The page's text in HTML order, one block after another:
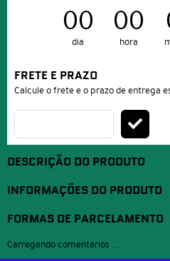
00
dia
00
hora
FRETE E PRAZO
Calcule o frete e o prazo de entrega
DESCRIÇÃO DO PRODUTO
INFORMAÇÕES DO PRODUTO
FORMAS DE PARCELAMENTO
Carregando comentários ...